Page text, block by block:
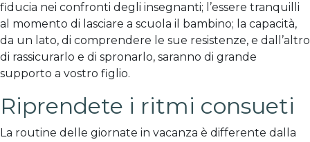
fiducia nei confronti degli insegnanti; l’essere tranquilli
al momento di lasciare a scuola il bambino; la capacità,
da un lato, di comprendere le sue resistenze, e dall’altro
di rassicurarlo e di spronarlo, saranno di grande
supporto a vostro figlio.
Riprendete i ritmi consueti
La routine delle giornate in vacanza è differente dalla